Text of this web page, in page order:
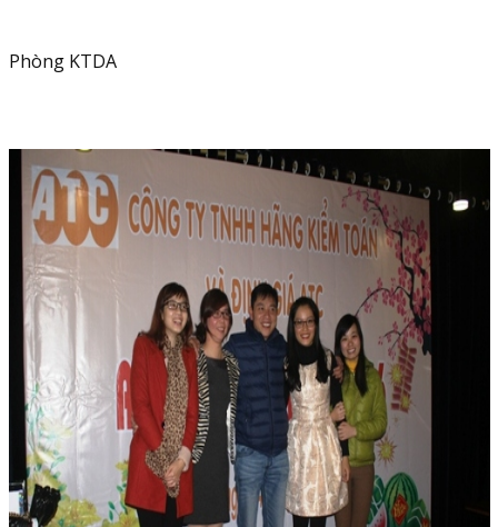
Phòng KTDA